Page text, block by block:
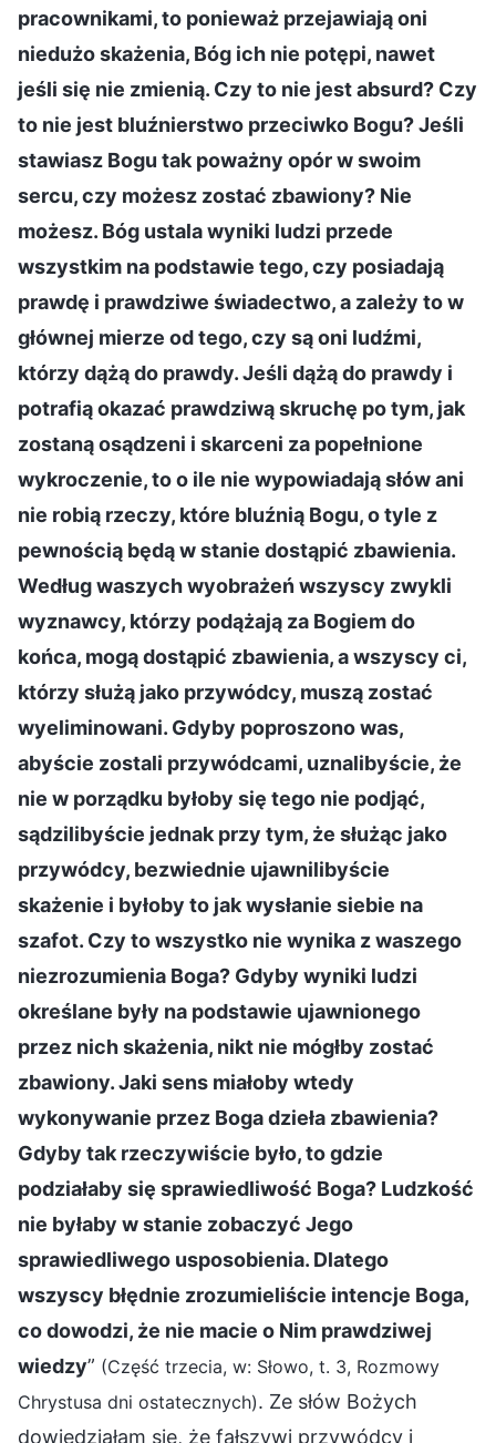
pracownikami, to ponieważ przejawiają oni
niedużo skażenia, Bóg ich nie potępi, nawet
jeśli się nie zmienią. Czy to nie jest absurd? Czy
to nie jest bluźnierstwo przeciwko Bogu? Jeśli
stawiasz Bogu tak poważny opór w swoim
sercu, czy możesz zostać zbawiony? Nie
możesz. Bóg ustala wyniki ludzi przede
wszystkim na podstawie tego, czy posiadają
prawdę i prawdziwe świadectwo, a zależy to w
głównej mierze od tego, czy są oni ludźmi,
którzy dążą do prawdy. Jeśli dążą do prawdy i
potrafią okazać prawdziwą skruchę po tym, jak
zostaną osądzeni i skarceni za popełnione
wykroczenie, to o ile nie wypowiadają słów ani
nie robią rzeczy, które bluźnią Bogu, o tyle z
pewnością będą w stanie dostąpić zbawienia.
Według waszych wyobrażeń wszyscy zwykli
wyznawcy, którzy podążają za Bogiem do
końca, mogą dostąpić zbawienia, a wszyscy ci,
którzy służą jako przywódcy, muszą zostać
wyeliminowani. Gdyby poproszono was,
abyście zostali przywódcami, uznalibyście, że
nie w porządku byłoby się tego nie podjąć,
sądzilibyście jednak przy tym, że służąc jako
przywódcy, bezwiednie ujawnilibyście
skażenie i byłoby to jak wysłanie siebie na
szafot. Czy to wszystko nie wynika z waszego
niezrozumienia Boga? Gdyby wyniki ludzi
określane były na podstawie ujawnionego
przez nich skażenia, nikt nie mógłby zostać
zbawiony. Jaki sens miałoby wtedy
wykonywanie przez Boga dzieła zbawienia?
Gdyby tak rzeczywiście było, to gdzie
podziałaby się sprawiedliwość Boga? Ludzkość
nie byłaby w stanie zobaczyć Jego
sprawiedliwego usposobienia. Dlatego
wszyscy błędnie zrozumieliście intencje Boga,
co dowodzi, że nie macie o Nim prawdziwej
wiedzy” (Część trzecia, w: Słowo, t. 3, Rozmowy
Chrystusa dni ostatecznych). Ze słów Bożych
dowiedziałam się, że fałszywi przywódcy i